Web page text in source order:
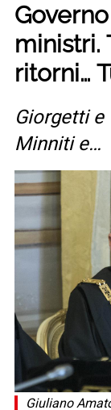
ministri.
ritorni…
Giorgetti
Minniti e…
Giuliano